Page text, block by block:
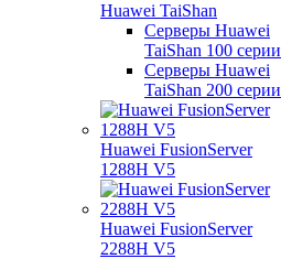
Huawei TaiShan
Серверы Huawei
TaiShan 100 серии
Серверы Huawei
TaiShan 200 серии
Huawei FusionServer
1288H V5
Huawei FusionServer
2288H V5